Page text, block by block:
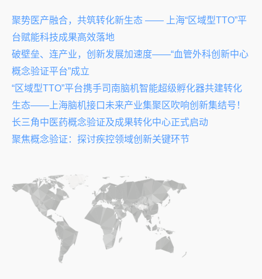
聚势医产融合，共筑转化新生态 —— 上海“区域型TTO”平
台赋能科技成果高效落地
破壁垒、连产业，创新发展加速度——“血管外科创新中心
概念验证平台”成立
“区域型TTO”平台携手司南脑机智能超级孵化器共建转化
生态——上海脑机接口未来产业集聚区吹响创新集结号！
长三角中医药概念验证及成果转化中心正式启动
聚焦概念验证：探讨疾控领域创新关键环节